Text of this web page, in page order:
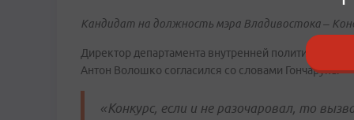
Кандидат на должность мэра Владивостока–
Директор департамента внутренней политики
Антон Волошко согласился со словами Гончарука:
«Конкурс, если и не разочаровал, то